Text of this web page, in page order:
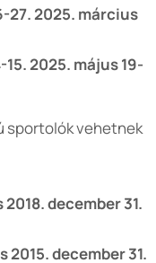
27. 2025. március
2025. május 19-
sportolók vehetnek
december 31.
december 31.